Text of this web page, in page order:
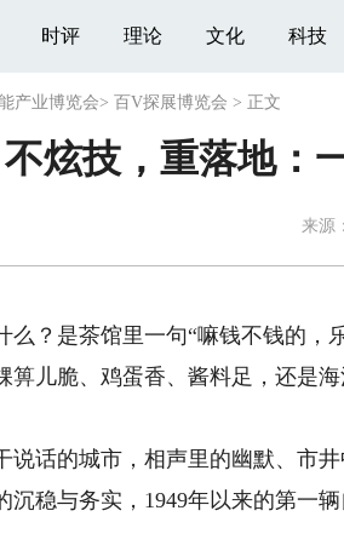
时评 理论 文化 科技
产业博览会> 百V探展博览会 > 正文
不炫技，重落地：
来源：
？是茶馆里一句“嘛钱不钱的，
箅儿脆、鸡蛋香、酱料足，还是
话的城市，相声里的幽默、市井
沉稳与务实，1949年以来的第一